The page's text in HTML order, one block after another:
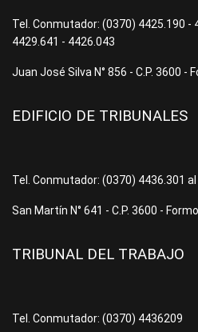
Tel. Conmutador: (0370) 4425.190 -
4429.641 - 4426.043
Juan José Silva N° 856 - C.P. 3600 -
EDIFICIO DE TRIBUNALES
Tel. Conmutador: (0370) 4436.301
San Martín N° 641 - C.P. 3600 -
TRIBUNAL DEL TRABAJO
Tel. Conmutador: (0370) 4436209